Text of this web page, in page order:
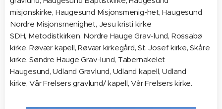
misjonskirke, Haugesund Misjonsmenig-het, Haugesund
Nordre Misjonsmenighet, Jesu kristi kirke
SDH, Metodistkirken, Nordre Hauge Grav-lund, Rossabø
kirke, Røvær kapell, Røvær kirkegård, St. Josef kirke, Skåre
kirke, Søndre Hauge Grav-lund, Tabernakelet
Haugesund, Udland Gravlund, Udland kapell, Udland
kirke, Vår Frelsers gravlund/ kapell, Vår Frelsers kirke.